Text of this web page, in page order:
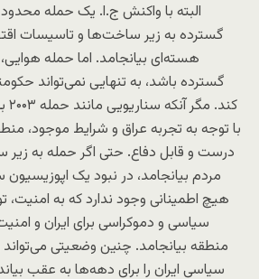
البته با واکنش ج.ا. یک حمله محدود
گسترده به زیر ساخت‌ها و تاسیسات
هسته‌ای بیانجامد. اما حمله
گسترده باشد، به تنهایی نمی‌تواند
با توجه به تجربه عراق و شرایط موجود،
درست و قابل دفاع. حتی اگر حمله به زیر
مردم بیانجامد، در نبود یک اپوزیسیون
هیچ اطمینانی وجود ندارد که به
سیاسی و دموکراسی برای ایران و
منطقه بیانجامد. چنین وضعیتی
سیاسی ایران را برای دهه‌ها به عقب